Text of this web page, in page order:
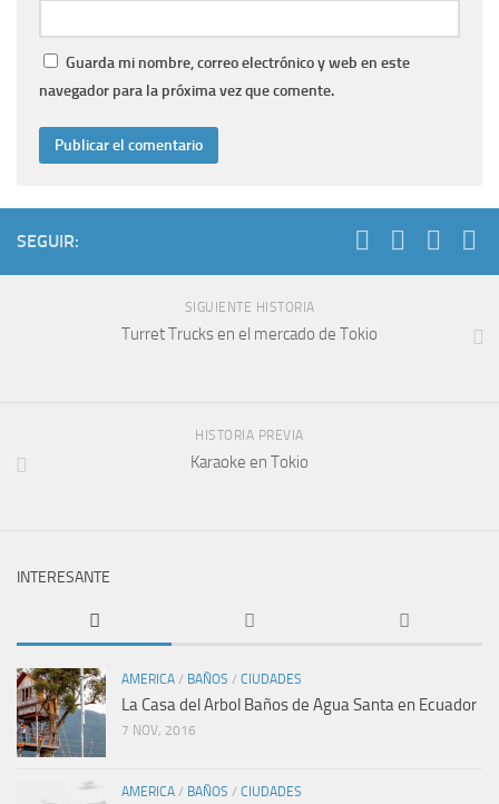
Guarda mi nombre, correo electrónico y web en este
navegador para la próxima vez que comente.
SEGUIR:
SIGUIENTE HISTORIA
Turret Trucks en el mercado de Tokio
HISTORIA PREVIA
Karaoke en Tokio
INTERESANTE
AMERICA / BAÑOS / CIUDADES
La Casa del Arbol Baños de Agua Santa en Ecuador
7 NOV, 2016
AMERICA / BAÑOS / CIUDADES